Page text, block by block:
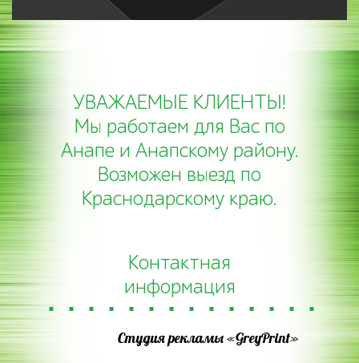
УВАЖАЕМЫЕ КЛИЕНТЫ!
Мы работаем для Вас по
Анапе и Анапскому району.
Возможен выезд по
Краснодарскому краю.
Контактная
информация
Студия рекламы «GreyPrint»